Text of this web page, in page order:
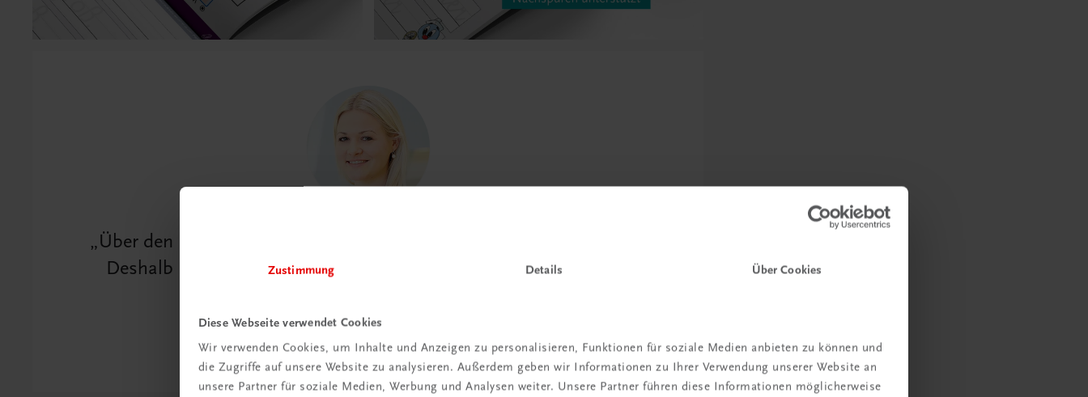
Zustimmung Details Über Cookies
Diese Webseite verwendet Cookies
Wir verwenden Cookies, um Inhalte und Anzeigen zu personalisieren, Funktionen für soziale Medien anbieten zu können und
die Zugriffe auf unsere Website zu analysieren. Außerdem geben wir Informationen zu Ihrer Verwendung unserer Website an
unsere Partner für soziale Medien, Werbung und Analysen weiter. Unsere Partner führen diese Informationen möglicherweise
Über den Körper und Bewegung können Kinder Inhalte beGREIFEN!
Deshalb legen wir großen Wert auf einen bewegten, selbsttätigen
Marlene Lindtner (Autorin)